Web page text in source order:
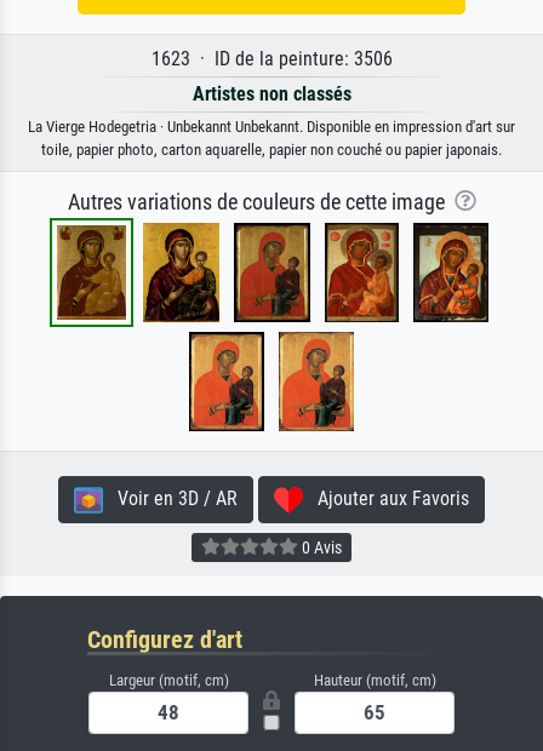
1623 · ID de la peinture: 3506
Artistes non classés
La Vierge Hodegetria · Unbekannt Unbekannt. Disponible en impression d'art sur
toile, papier photo, carton aquarelle, papier non couché ou papier japonais.
Autres variations de couleurs de cette image
Voir en 3D / AR Ajouter aux Favoris
0 Avis
Configurez d'art
Largeur (motif, cm) Hauteur (motif, cm)